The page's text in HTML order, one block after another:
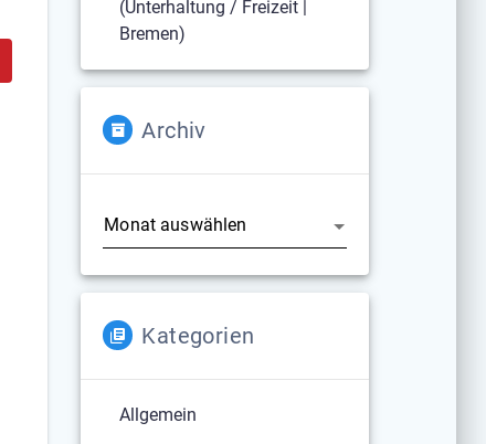
(Unterhaltung / Freizeit |
Bremen)
Archiv
Kategorien
Allgemein